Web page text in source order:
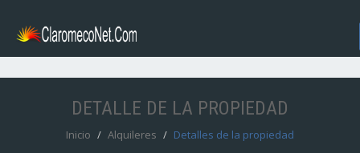
DETALLE DE LA PROPIEDAD
Inicio Alquileres Detalles de la propiedad